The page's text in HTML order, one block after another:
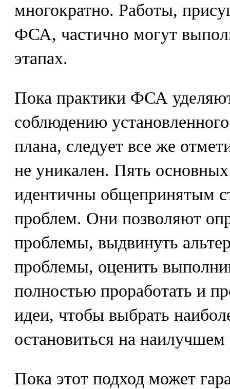
многократно. Работы,
ФСА, частично могут
этапах.
Пока практики ФСА
соблюдению
плана, следует все же
не уникален. Пять основных
идентичны общепринятым
проблем. Они позволяют
проблемы, выдвинуть
проблемы, оценить
полностью проработать и
идеи, чтобы выбрать
остановиться на
Пока этот подход может